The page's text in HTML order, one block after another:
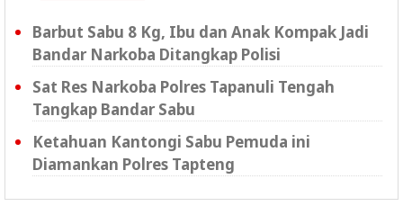
Barbut Sabu 8 Kg, Ibu dan Anak Kompak Jadi
Bandar Narkoba Ditangkap Polisi
Sat Res Narkoba Polres Tapanuli Tengah
Tangkap Bandar Sabu
Ketahuan Kantongi Sabu Pemuda ini
Diamankan Polres Tapteng